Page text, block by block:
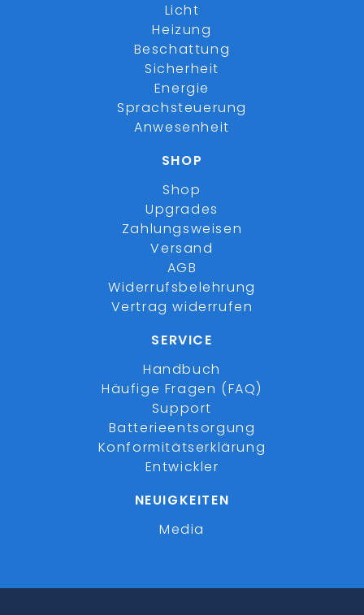
Licht
Heizung
Beschattung
Sicherheit
Energie
Sprachsteuerung
Anwesenheit
SHOP
Shop
Upgrades
Zahlungsweisen
Versand
AGB
Widerrufsbelehrung
Vertrag widerrufen
SERVICE
Handbuch
Häufige Fragen (FAQ)
Support
Batterieentsorgung
Konformitätserklärung
Entwickler
NEUIGKEITEN
Media